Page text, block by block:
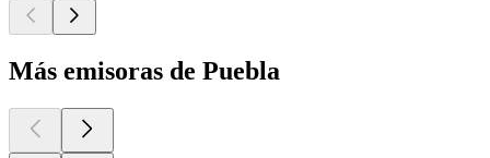
Más emisoras de Puebla